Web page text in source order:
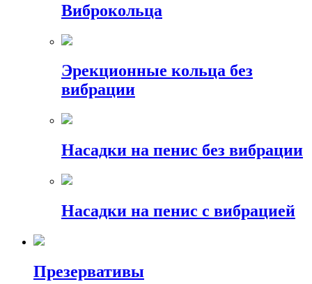
Виброкольца
Эрекционные кольца без
вибрации
Насадки на пенис без вибрации
Насадки на пенис с вибрацией
Презервативы